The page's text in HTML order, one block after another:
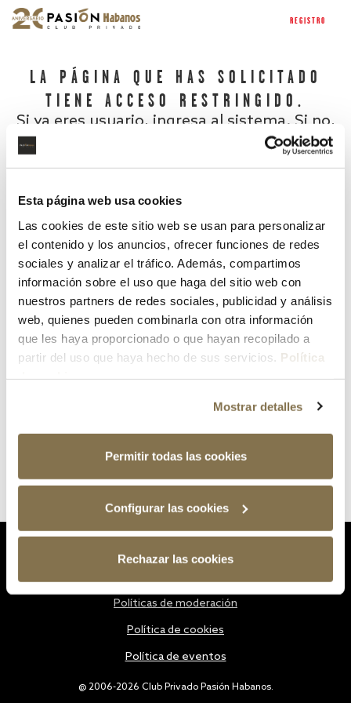
Esta página web usa cookies
Las cookies de este sitio web se usan para personalizar
el contenido y los anuncios, ofrecer funciones de redes
sociales y analizar el tráfico. Además, compartimos
información sobre el uso que haga del sitio web con
nuestros partners de redes sociales, publicidad y análisis
web, quienes pueden combinarla con otra información
que les haya proporcionado o que hayan recopilado a
partir del uso que haya hecho de sus servicios. Política
Mostrar detalles
Permitir todas las cookies
Configurar las cookies
Rechazar las cookies
REGISTRO
LA PÁGINA QUE HAS SOLICITADO
TIENE ACCESO RESTRINGIDO.
Si ya eres usuario, ingresa al sistema. Si no,
¿Has olvidado tu contraseña?
@ 2006-2026 Club Privado Pasión Habanos.
Políticas de moderación
Política de cookies
Política de eventos